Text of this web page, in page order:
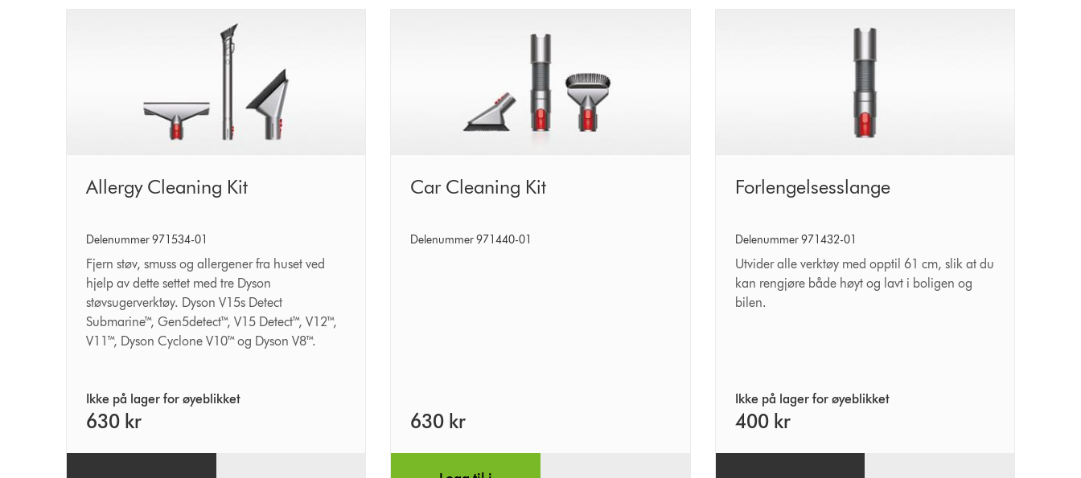
Allergy
Kit
Allergy Cleaning Kit
Delenummer 971534-01
Fjern støv, smuss og allergener fra huset ved
hjelp av dette settet med tre Dyson
støvsugerverktøy. Dyson V15s Detect
Submarine™, Gen5detect™, V15 Detect™, V12™,
V11™, Dyson Cyclone V10™ og Dyson V8™.
Ikke på lager for øyeblikket
630 kr
Car
Kit
Car Cleaning Kit
Delenummer 971440-01
630 kr
Forlengelsesslange
Forlengelsesslange
Delenummer 971432-01
Utvider alle verktøy med opptil 61 cm, slik at du
kan rengjøre både høyt og lavt i boligen og
bilen.
Ikke på lager for øyeblikket
400 kr